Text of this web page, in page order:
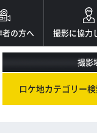
者の方へ 撮影に協力
撮影
ロケ地カテゴリー検